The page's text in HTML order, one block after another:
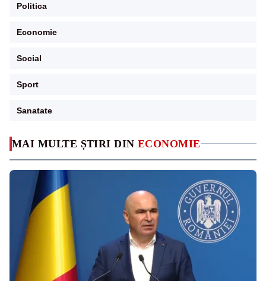
MAI MULTE ȘTIRI DIN ECONOMIE
Politica
Economie
Social
Sport
Sanatate